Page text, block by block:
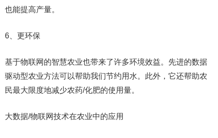
也能提高产量。
6、更环保
基于物联网的智慧农业也带来了许多环境效益。先进的数据
驱动型农业方法可以帮助我们节约用水。此外，它还帮助农
民最大限度地减少农药/化肥的使用量。
大数据/物联网技术在农业中的应用